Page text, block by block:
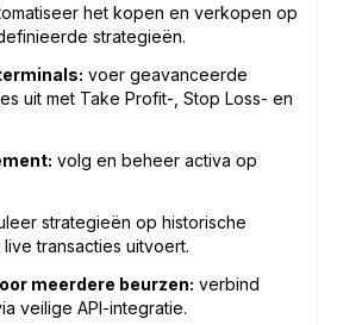
het kopen en verkopen op
strategieën.
voer geavanceerde
uit met Take Profit-, Stop Loss- en
volg en beheer activa op
strategieën op historische
transacties uitvoert.
meerdere beurzen: verbind
veilige API-integratie.